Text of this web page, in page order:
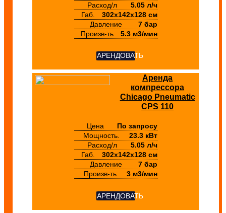
Расход/л
5.05 л/ч
Габ.
302х142х128 см
Давление
7 бар
Произв-ть
5.3 м3/мин
АРЕНДОВАТЬ
Аренда
компрессора
Chicago Pneumatic
CPS 110
Цена
По запросу
Мощность.
23.3 кВт
Расход/л
5.05 л/ч
Габ.
302х142х128 см
Давление
7 бар
Произв-ть
3 м3/мин
АРЕНДОВАТЬ